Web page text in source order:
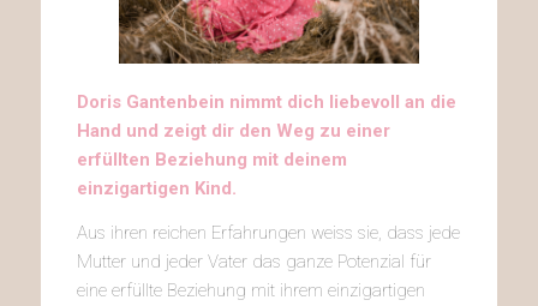
Doris Gantenbein nimmt dich liebevoll an die
Hand und zeigt dir den Weg zu einer
erfüllten Beziehung mit deinem
einzigartigen Kind.
Aus ihren reichen Erfahrungen weiss sie, dass jede
Mutter und jeder Vater das ganze Potenzial für
eine erfüllte Beziehung mit ihrem einzigartigen